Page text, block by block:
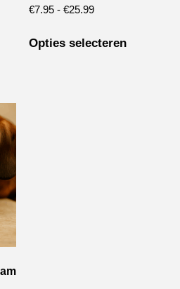
€7.95 - €25.99
Opties selecteren